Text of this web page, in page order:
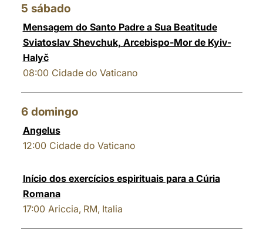
5 sábado
Mensagem do Santo Padre a Sua Beatitude
Sviatoslav Shevchuk, Arcebispo-Mor de Kyiv-
Halyč
08:00 Cidade do Vaticano
6 domingo
Angelus
12:00 Cidade do Vaticano
Início dos exercícios espirituais para a Cúria
Romana
17:00 Ariccia, RM, Italia